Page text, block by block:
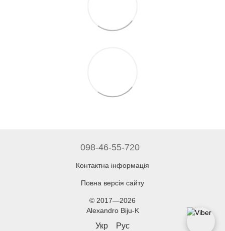
098-46-55-720
Контактна інформація
Повна версія сайту
© 2017—2026
Alexandro Biju-K
Укр Рус